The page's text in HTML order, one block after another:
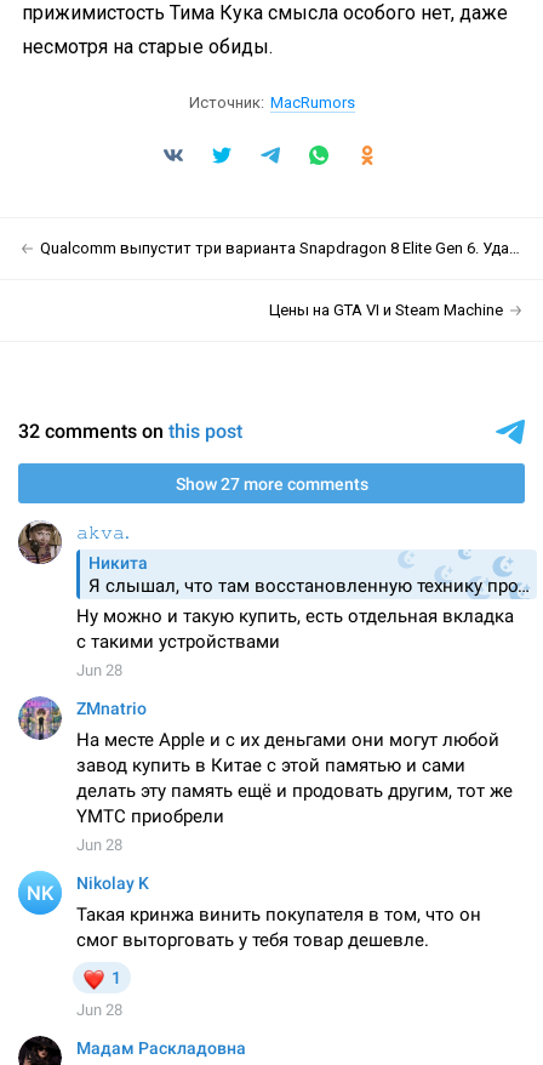
прижимистость Тима Кука смысла особого нет, даже
несмотря на старые обиды.
Источник: MacRumors
Qualcomm выпустит три варианта Snapdragon 8 Elite Gen 6. Удачи не запутаться
Цены на GTA VI и Steam Machine